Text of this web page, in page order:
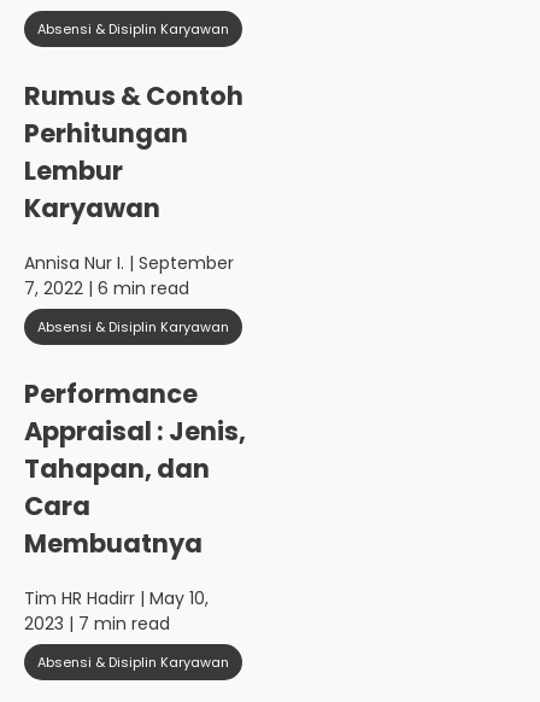
Absensi & Disiplin Karyawan
Rumus & Contoh
Perhitungan
Lembur
Karyawan
Annisa Nur I. | September
7, 2022 | 6 min read
Absensi & Disiplin Karyawan
Performance
Appraisal : Jenis,
Tahapan, dan
Cara
Membuatnya
Tim HR Hadirr | May 10,
2023 | 7 min read
Absensi & Disiplin Karyawan